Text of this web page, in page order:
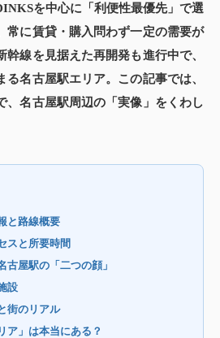
を中心に「利便性最優先」で選
常に賃貸・購入問わず一定の需要が
幹線を見据えた再開発も進行中で、
名古屋駅エリア。この記事では、
、名古屋駅周辺の「実像」をくわし
と路線概要
スと所要時間
屋駅の「二つの顔」
設
街のリアル
ア」は本当にある？